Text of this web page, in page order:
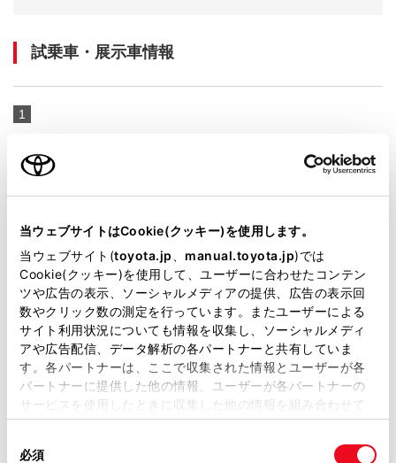
当ウェブサイトはCookie(クッキー)を使用します。
当ウェブサイト(toyota.jp manual.toyota.jp)では
Cookie(クッキー)を使用して、ユーザーに合わせたコンテン
ツや広告の表示、ソーシャルメディアの提供、広告の表示回
数やクリック数の測定を行っています。またユーザーによる
サイト利用状況についても情報を収集し、ソーシャルメディ
アや広告配信、データ解析の各パートナーと共有していま
す。各パートナーは、ここで収集された情報とユーザーが各
パートナーに提供した他の情報、ユーザーが各パートナーの
サービスを使用したときに収集した他の情報を組み合わせて
使用することがあります。当ウェブサイトの使用を続行する
必須
試乗車・展示車情報
1
bZ4X Touring Z
-
4WD
クリスタルホワイトパール